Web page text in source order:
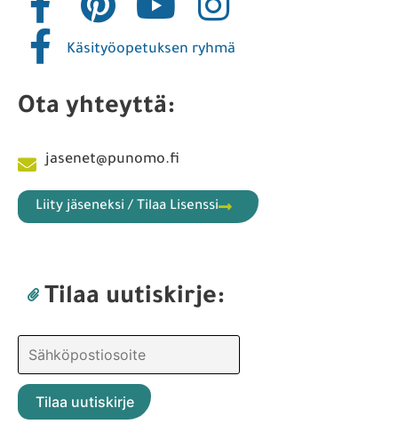
Käsityöopetuksen ryhmä
Ota yhteyttä:
jasenet@punomo.fi
Liity jäseneksi / Tilaa Lisenssi
Tilaa uutiskirje: